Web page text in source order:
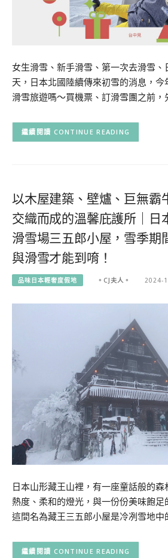
女生滑雪、新手滑雪、第一次去滑雪
天，日本北國陸續傳來初雪的消息，
滑雪旅遊嗎～買機票、訂滑雪團之前，
CONTINUE READING
以木屋建築、壁爐、巨無霸
交織而成的溫馨庇護所｜日
滑雪場三五郎小屋，雪季期
與滑雪才能到唷！
品味日本輕奢度假地 。CJ夫人。 2024-
日本山形藏王山裡，有一座童話般的
熱度、柔和的燈光，與一份份美味飽足
這間名為藏王三五郎小屋是冷冽雪地
CONTINUE READING